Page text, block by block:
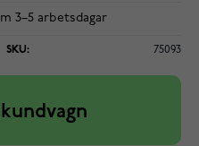
3–5 arbetsdagar
SKU: 75093